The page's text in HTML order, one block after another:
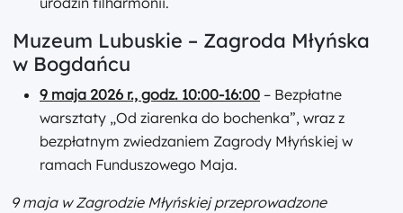
Muzeum Lubuskie – Zagroda Młyńska
w Bogdańcu
9 maja 2026 r., godz. 10:00-16:00 – Bezpłatne
warsztaty „Od ziarenka do bochenka”, wraz z
bezpłatnym zwiedzaniem Zagrody Młyńskiej w
ramach Funduszowego Maja.
9 maja w Zagrodzie Młyńskiej przeprowadzone